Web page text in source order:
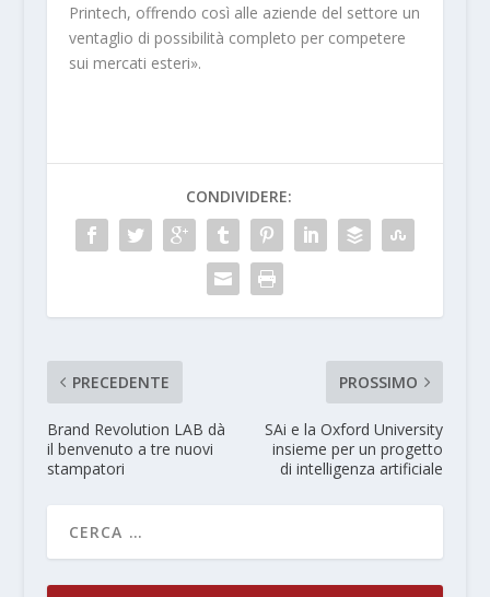
Printech, offrendo così alle aziende del settore un
ventaglio di possibilità completo per competere
sui mercati esteri».
CONDIVIDERE:
PRECEDENTE
Brand Revolution LAB dà
il benvenuto a tre nuovi
stampatori
PROSSIMO
SAi e la Oxford University
insieme per un progetto
di intelligenza artificiale